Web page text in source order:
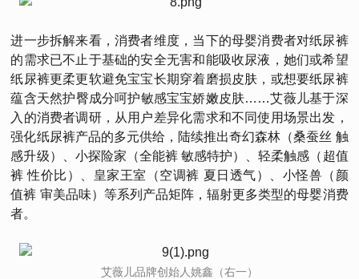
进一步拆解来看，消费者维度，当下的母婴消费者对纸尿裤
的需求已不止于基础的安全无害和能吸收尿液，她们或希望
纸尿裤更柔更软避免宝宝长期穿着磨损皮肤，或想要纸尿裤
蕴含天然护臀成分呵护敏感宝宝娇嫩皮肤……艾薇儿基于深
入的消费者调研，从用户差异化需求和不同使用场景出发，
强化纸尿裤产品的多元供给，陆续推出奇幻森林（桑蚕丝 触
感升级）、小探险家（全能裤 敏感特护）、轻柔触感（超值
裤 性价比）、皇家王室（空调裤 夏日透气）、小怪兽（颜
值裤 审美品味）等系列产品矩阵，辐射更多类型的母婴消费
者。
艾薇儿品牌创始人姚鑫（右一）